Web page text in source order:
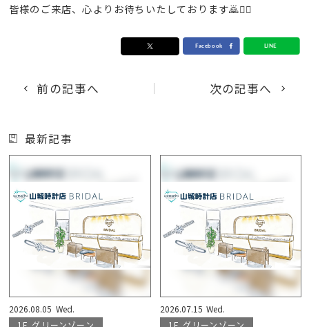
皆様のご来店、心よりお待ちいたしております🙇🙇‍♀️
前の記事へ 次の記事へ
最新記事
2026.08.05 Wed.
1F グリーンゾーン
2026.07.15 Wed.
1F グリーンゾーン